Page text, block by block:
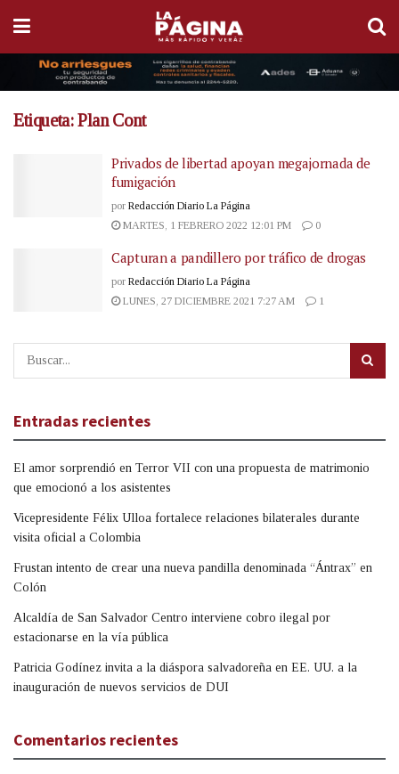
Etiqueta:Plan Cont
Privados de libertad apoyan megajornada de
fumigación
por Redacción Diario La Página
MARTES, 1 FEBRERO 2022 12:01 PM
0
Capturan a pandillero por tráfico de drogas
por Redacción Diario La Página
LUNES, 27 DICIEMBRE 2021 7:27 AM
1
Entradas recientes
El amor sorprendió en Terror VII con una propuesta de matrimonio
que emocionó a los asistentes
Vicepresidente Félix Ulloa fortalece relaciones bilaterales durante
visita oficial a Colombia
Frustan intento de crear una nueva pandilla denominada “Ántrax” en
Colón
Alcaldía de San Salvador Centro interviene cobro ilegal por
estacionarse en la vía pública
Patricia Godínez invita a la diáspora salvadoreña en EE. UU. a la
inauguración de nuevos servicios de DUI
Comentarios recientes